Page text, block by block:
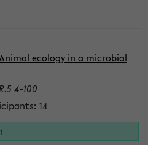
ecology in a microbial
4-100
14